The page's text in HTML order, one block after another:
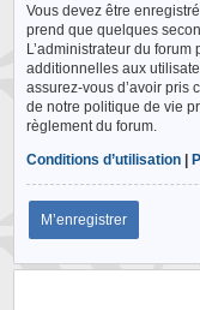
Vous devez être
prend que quelques
L’administrateur du
additionnelles aux
assurez-vous d’avoir pris
de notre politique de vie
règlement du forum.
Conditions d’utilisation |
M’enregistrer